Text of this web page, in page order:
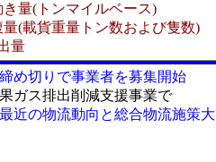
トンマイルベース)
重量トン数および隻数)
量
め切りで事業者を募集開始
ガス排出削減支援事業で
近の物流動向と総合物流施策大